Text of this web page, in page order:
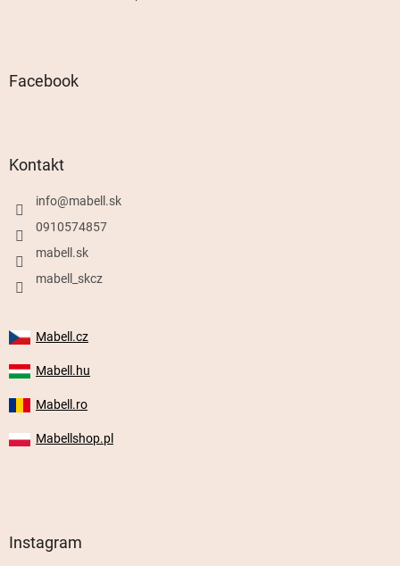
Facebook
Kontakt
info@mabell.sk
0910574857
mabell.sk
mabell_skcz
Mabell.cz
Mabell.hu
Mabell.ro
Mabellshop.pl
Instagram